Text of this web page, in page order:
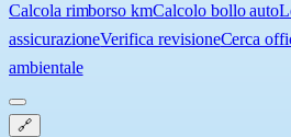
Calcola rimborso kmCalcolo bollo auto
assicurazioneVerifica revisioneCerca
ambientale
🔗